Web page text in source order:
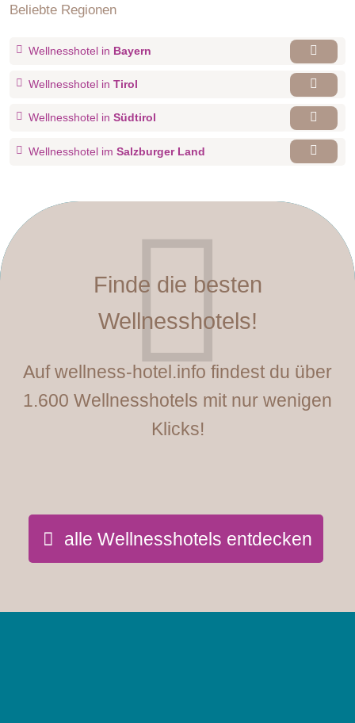
Beliebte Regionen
Wellnesshotel in Bayern
Wellnesshotel in Tirol
Wellnesshotel in Südtirol
Wellnesshotel im Salzburger Land
Finde die besten
Wellnesshotels!
Auf wellness-hotel.info findest du über
1.600 Wellnesshotels mit nur wenigen
Klicks!
alle Wellnesshotels entdecken